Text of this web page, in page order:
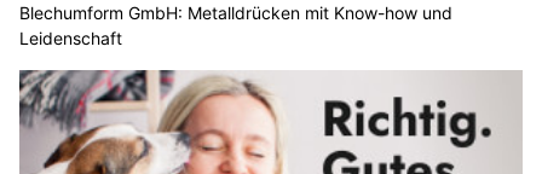
Blechumform GmbH: Metalldrücken mit Know-how und
Leidenschaft